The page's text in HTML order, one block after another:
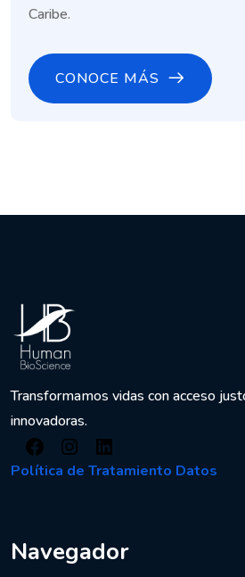
Caribe.
CONOCE MÁS
Transformamos vidas con acceso
innovadoras.
FacebookInstagram
Política de Tratamiento Datos
Navegador